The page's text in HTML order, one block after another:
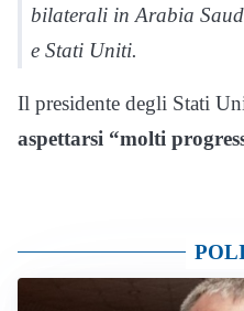
bilaterali in Arabia
e Stati Uniti.
Il presidente degli Stati
aspettarsi “molti